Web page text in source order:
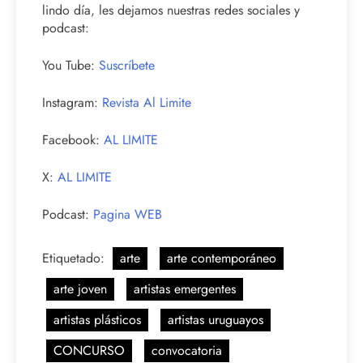
lindo día, les dejamos nuestras redes sociales y
podcast:
You Tube: Suscríbete
Instagram: Revista Al Limite
Facebook: AL LIMITE
X: AL LIMITE
Podcast: Pagina WEB
Etiquetado: arte
arte contemporáneo
arte joven
artistas emergentes
artistas plásticos
artistas uruguayos
CONCURSO
convocatoria